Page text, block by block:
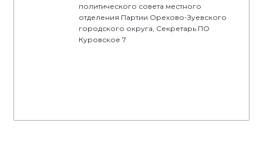
политического совета местного
отделения Партии Орехово-Зуевского
городского округа, Секретарь ПО
Куровское 7